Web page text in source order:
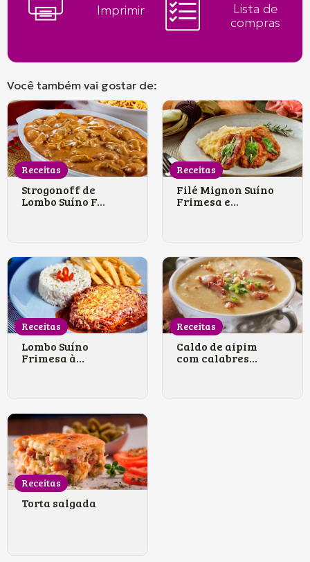
Imprimir
Lista de
compras
Você também vai gostar de:
Receitas
Strogonoff de
Lombo Suíno F...
Receitas
Filé Mignon Suíno
Frimesa e...
Receitas
Lombo Suíno
Frimesa à
Receitas
Caldo de aipim
com calabres...
Receitas
Torta salgada